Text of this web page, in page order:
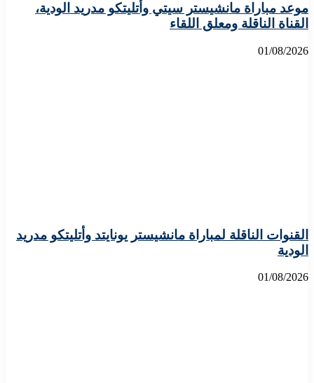
موعد مباراة مانشيستر سيتي وأتليتكو مدريد الودية،
القناة الناقلة ومعلق اللقاء
01/08/2026
القنوات الناقلة لمباراة مانشيستر يونايتد وأتليتكو مدريد
الودية
01/08/2026